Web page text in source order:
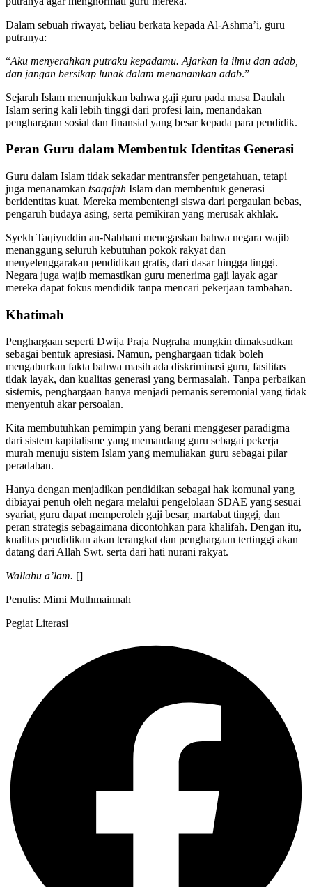
Dalam sebuah riwayat, beliau berkata kepada Al-Ashma’i, guru
putranya:
“Aku menyerahkan putraku kepadamu. Ajarkan ia ilmu dan adab,
dan jangan bersikap lunak dalam menanamkan adab.”
Sejarah Islam menunjukkan bahwa gaji guru pada masa Daulah
Islam sering kali lebih tinggi dari profesi lain, menandakan
penghargaan sosial dan finansial yang besar kepada para pendidik.
Peran Guru dalam Membentuk Identitas Generasi
Guru dalam Islam tidak sekadar mentransfer pengetahuan, tetapi
juga menanamkan tsaqafah Islam dan membentuk generasi
beridentitas kuat. Mereka membentengi siswa dari pergaulan bebas,
pengaruh budaya asing, serta pemikiran yang merusak akhlak.
Syekh Taqiyuddin an-Nabhani menegaskan bahwa negara wajib
menanggung seluruh kebutuhan pokok rakyat dan
menyelenggarakan pendidikan gratis, dari dasar hingga tinggi.
Negara juga wajib memastikan guru menerima gaji layak agar
mereka dapat fokus mendidik tanpa mencari pekerjaan tambahan.
Khatimah
Penghargaan seperti Dwija Praja Nugraha mungkin dimaksudkan
sebagai bentuk apresiasi. Namun, penghargaan tidak boleh
mengaburkan fakta bahwa masih ada diskriminasi guru, fasilitas
tidak layak, dan kualitas generasi yang bermasalah. Tanpa perbaikan
sistemis, penghargaan hanya menjadi pemanis seremonial yang tidak
menyentuh akar persoalan.
Kita membutuhkan pemimpin yang berani menggeser paradigma
dari sistem kapitalisme yang memandang guru sebagai pekerja
murah menuju sistem Islam yang memuliakan guru sebagai pilar
peradaban.
Hanya dengan menjadikan pendidikan sebagai hak komunal yang
dibiayai penuh oleh negara melalui pengelolaan SDAE yang sesuai
syariat, guru dapat memperoleh gaji besar, martabat tinggi, dan
peran strategis sebagaimana dicontohkan para khalifah. Dengan itu,
kualitas pendidikan akan terangkat dan penghargaan tertinggi akan
datang dari Allah Swt. serta dari hati nurani rakyat.
Wallahu a’lam. []
Penulis: Mimi Muthmainnah
Pegiat Literasi